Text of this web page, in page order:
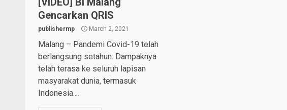
Gencarkan QRIS
publishermp March 2, 2021
Malang – Pandemi Covid-19 telah
berlangsung setahun. Dampaknya
telah terasa ke seluruh lapisan
masyarakat dunia, termasuk
Indonesia....